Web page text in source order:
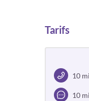
Tarifs
10
10